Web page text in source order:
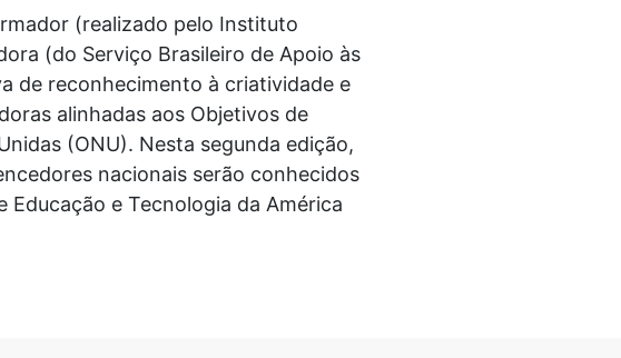
(realizado pelo Instituto
(do Serviço Brasileiro de Apoio às
de reconhecimento à criatividade e
alinhadas aos Objetivos de
(ONU). Nesta segunda edição,
nacionais serão conhecidos
e Tecnologia da América